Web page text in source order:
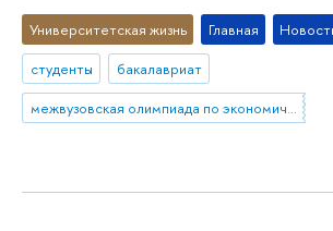
Университетская жизнь Главная
студенты
бакалавриат
межвузовская олимпиада по экономической теории